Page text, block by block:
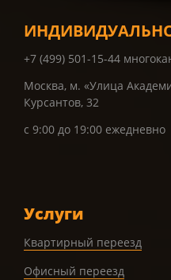
+7 (499) 501-15-44
Москва, м. «Улица
Курсантов, 32
с 9:00 до 19:00 ежедневно
Услуги
Квартирный переезд
Офисный переезд